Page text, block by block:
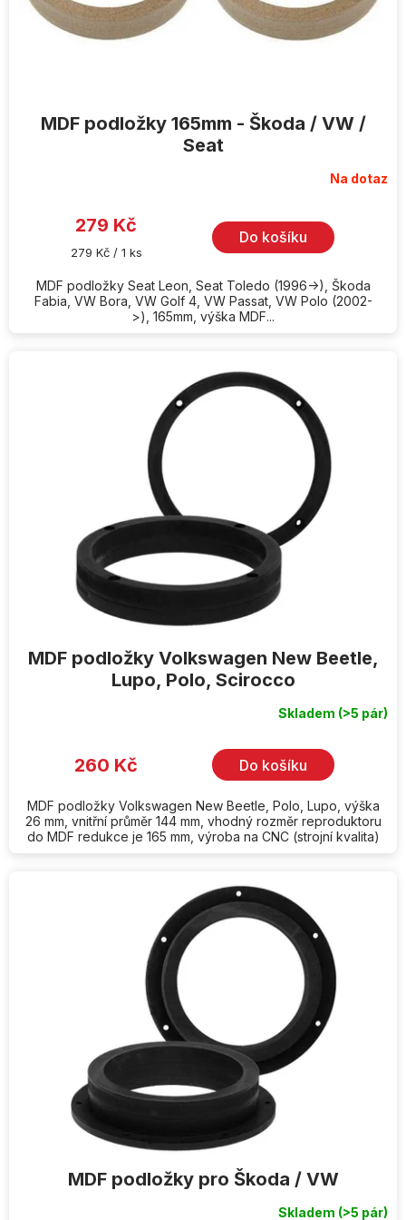
MDF podložky 165mm - Škoda / VW /
Seat
Na dotaz
279 Kč
Měrná
279 Kč / 1 ks
Do košíku
MDF podložky Seat Leon, Seat Toledo (1996->), Škoda
Fabia, VW Bora, VW Golf 4, VW Passat, VW Polo (2002-
>), 165mm, výška MDF...
MDF podložky Volkswagen New Beetle,
Lupo, Polo, Scirocco
Skladem (>5 pár)
260 Kč Do košíku
MDF podložky Volkswagen New Beetle, Polo, Lupo, výška
26 mm, vnitřní průměr 144 mm, vhodný rozměr reproduktoru
do MDF redukce je 165 mm, výroba na CNC (strojní kvalita)
MDF podložky pro Škoda / VW
Skladem (>5 pár)